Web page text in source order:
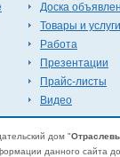
Доска
Товары и услуги
Работа
Презентации
Прайс-листы
Видео
дом "
данного сайта